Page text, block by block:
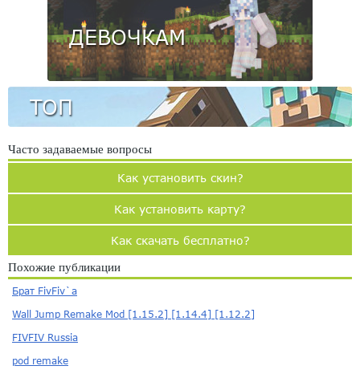
ДЕВОЧКАМ
ТОП
Часто задаваемые вопросы
Как установить скин?
Как установить карту?
Как скачать бесплатно?
Похожие публикации
Брат FivFiv`a
Wall Jump Remake Mod [1.15.2] [1.14.4] [1.12.2]
FIVFIV Russia
pod remake